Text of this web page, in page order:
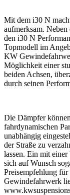
Mit dem i30 N
aufmerksam.
den i30 N
Topmodell im
KW
Möglichkeit einer
beiden Achsen,
durch seinen
Die Dämpfer
fahrdynamischen
unabhängig
der Straße zu
lassen. Ein mit
sich auf Wunsch
Preisempfehlung
Gewindefahrwerk